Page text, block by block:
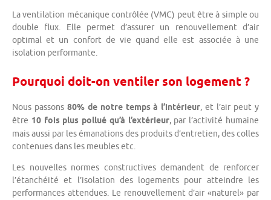
La ventilation mécanique contrôlée (VMC) peut être à simple ou
double flux. Elle permet d’assurer un renouvellement d’air
optimal et un confort de vie quand elle est associée à une
isolation performante.
Pourquoi doit-on ventiler son logement ?
Nous passons 80% de notre temps à l’intérieur, et l’air peut y
être 10 fois plus pollué qu’à l’extérieur, par l’activité humaine
mais aussi par les émanations des produits d’entretien, des colles
contenues dans les meubles etc.
Les nouvelles normes constructives demandent de renforcer
l’étanchéité et l’isolation des logements pour atteindre les
performances attendues. Le renouvellement d’air «naturel» par